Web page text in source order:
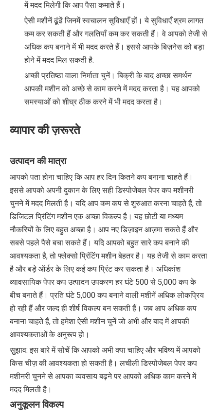
में मदद मिलेगी कि आप पैसा कमाते हैं।
ऐसी मशीनें ढूंढें जिनमें स्वचालन सुविधाएँ हों। ये सुविधाएँ श्रम लागत
कम कर सकती हैं और गलतियाँ कम कर सकती हैं। वे आपको तेजी से
अधिक कप बनाने में भी मदद करते हैं। इससे आपके बिज़नेस को बड़ा
होने में मदद मिल सकती है.
अच्छी प्रतिष्ठा वाला निर्माता चुनें। बिक्री के बाद अच्छा समर्थन
आपकी मशीन को अच्छे से काम करने में मदद करता है। यह आपको
समस्याओं को शीघ्र ठीक करने में भी मदद करता है।
व्यापार की ज़रूरते
उत्पादन की मात्रा
आपको पता होना चाहिए कि आप हर दिन कितने कप बनाना चाहते हैं।
इससे आपको अपनी दुकान के लिए सही डिस्पोजेबल पेपर कप मशीनरी
चुनने में मदद मिलती है। यदि आप कम कप से शुरुआत करना चाहते हैं, तो
डिजिटल प्रिंटिंग मशीन एक अच्छा विकल्प है। यह छोटी या मध्यम
नौकरियों के लिए बहुत अच्छा है। आप नए डिज़ाइन आज़मा सकते हैं और
सबसे पहले पैसे बचा सकते हैं। यदि आपको बहुत सारे कप बनाने की
आवश्यकता है, तो फ्लेक्सो प्रिंटिंग मशीन बेहतर है। यह तेजी से काम करता
है और बड़े ऑर्डर के लिए कई कप प्रिंट कर सकता है। अधिकांश
व्यावसायिक पेपर कप उत्पादन उपकरण हर घंटे 500 से 5,000 कप के
बीच बनाते हैं। प्रति घंटे 5,000 कप बनाने वाली मशीनें अधिक लोकप्रिय
हो रही हैं और जल्द ही शीर्ष विकल्प बन सकती हैं। जब आप अधिक कप
बनाना चाहते हैं, तो हमेशा ऐसी मशीन चुनें जो अभी और बाद में आपकी
आवश्यकताओं के अनुरूप हो।
सुझाव: इस बारे में सोचें कि आपको अभी क्या चाहिए और भविष्य में आपको
किस चीज़ की आवश्यकता हो सकती है। लचीली डिस्पोजेबल पेपर कप
मशीनरी चुनने से आपका व्यवसाय बढ़ने पर आपको अधिक काम करने में
मदद मिलती है।
अनुकूलन विकल्प